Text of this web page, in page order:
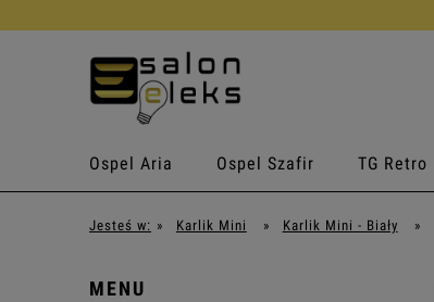
Ospel Aria Ospel Szafir TG Retro
Jesteś w: » Karlik Mini » Karlik Mini - Biały »
MENU